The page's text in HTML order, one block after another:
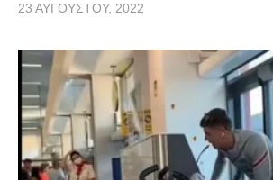
23 ΑΥΓΟΎΣΤΟΥ, 2022